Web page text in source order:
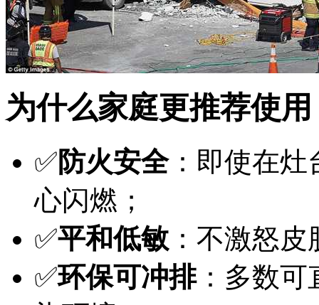
为什么家庭更推荐使用
✅防火安全：即使在灶
心闪燃；
✅平和低敏 ：不激怒
✅环保可冲排：多数可